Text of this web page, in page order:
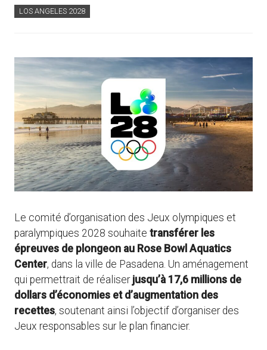
LOS ANGELES 2028
Le comité d’organisation des Jeux olympiques et
paralympiques 2028 souhaite transférer les
épreuves de plongeon au Rose Bowl Aquatics
Center, dans la ville de Pasadena. Un aménagement
qui permettrait de réaliser jusqu’à 17,6 millions de
dollars d’économies et d’augmentation des
recettes, soutenant ainsi l’objectif d’organiser des
Jeux responsables sur le plan financier.